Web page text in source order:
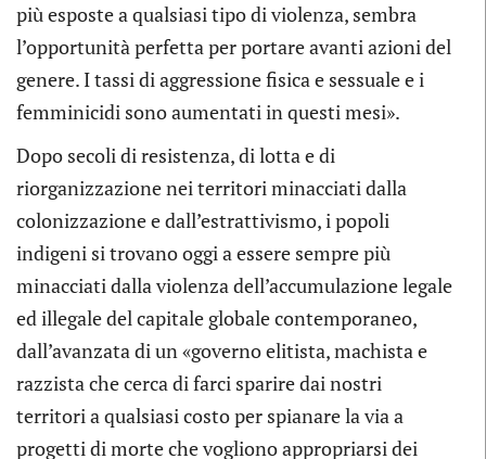
più esposte a qualsiasi tipo di violenza, sembra
l’opportunità perfetta per portare avanti azioni del
genere. I tassi di aggressione fisica e sessuale e i
femminicidi sono aumentati in questi mesi».
Dopo secoli di resistenza, di lotta e di
riorganizzazione nei territori minacciati dalla
colonizzazione e dall’estrattivismo, i popoli
indigeni si trovano oggi a essere sempre più
minacciati dalla violenza dell’accumulazione legale
ed illegale del capitale globale contemporaneo,
dall’avanzata di un «governo elitista, machista e
razzista che cerca di farci sparire dai nostri
territori a qualsiasi costo per spianare la via a
progetti di morte che vogliono appropriarsi dei